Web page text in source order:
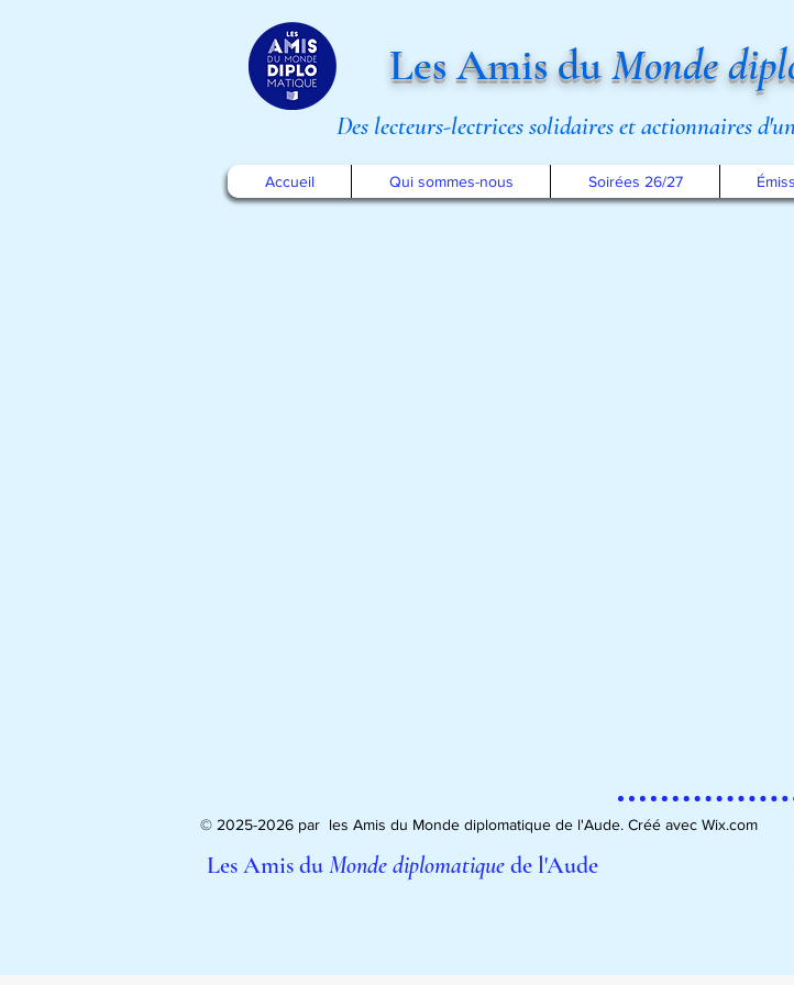
Les Amis duMonde
Des lecteurs-lectrices solidaires et actionnaires
Accueil Qui sommes-nous Soirées 26/27
© 2025-2026 par les Amis du Monde diplomatique de l'Aude. Créé avec Wix.com
Les Amis duMonde diplomatiquede l'Aude